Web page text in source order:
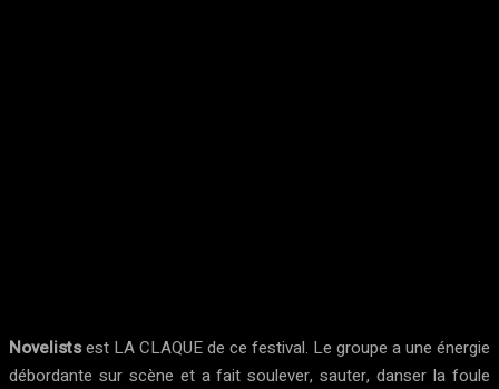
Novelistsest LA CLAQUE de ce festival. Le groupe a une énergie
débordante sur scène et a fait soulever, sauter, danser la foule